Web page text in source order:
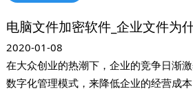
2020-01-08
在大众创业的热潮下，企业的竞争日渐
数字化管理模式，来降低企业的经营成